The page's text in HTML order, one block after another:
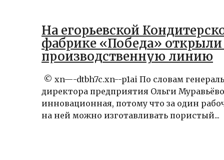
На егорьевской
фабрике «Победа»
производственную линию
© xn—-dtbh7c.xn--p1ai По словам
директора предприятия Ольги
инновационная, потому что за один
на ней можно изготавливать пористый...